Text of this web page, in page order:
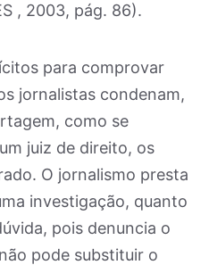
, 2003, pág. 86).
para comprovar
jornalistas condenam,
como se
juiz de direito, os
O jornalismo presta
investigação, quanto
pois denuncia o
pode substituir o